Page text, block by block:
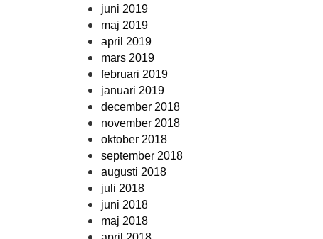
juni 2019
maj 2019
april 2019
mars 2019
februari 2019
januari 2019
december 2018
november 2018
oktober 2018
september 2018
augusti 2018
juli 2018
juni 2018
maj 2018